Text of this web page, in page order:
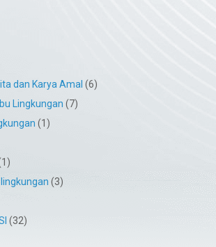
dan Karya Amal (6)
Lingkungan (7)
(1)
(3)
(32)